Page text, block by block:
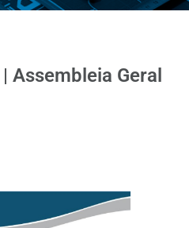
Assembleia Geral